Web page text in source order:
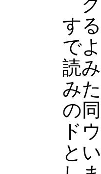
す
で
読
み
の
ド
と